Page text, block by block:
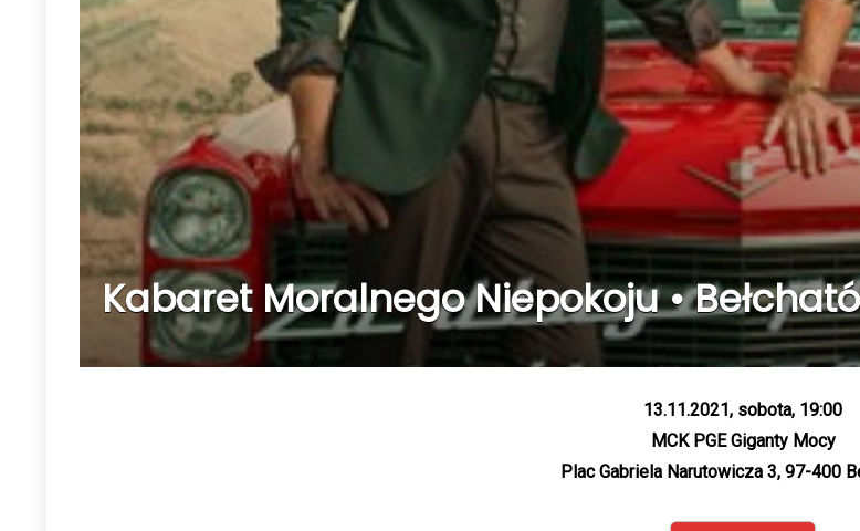
Kabaret Moralnego Niepokoju • Bełchatów
13.11.2021, sobota, 19:00
MCK PGE Giganty Mocy
Plac Gabriela Narutowicza 3, 97-400